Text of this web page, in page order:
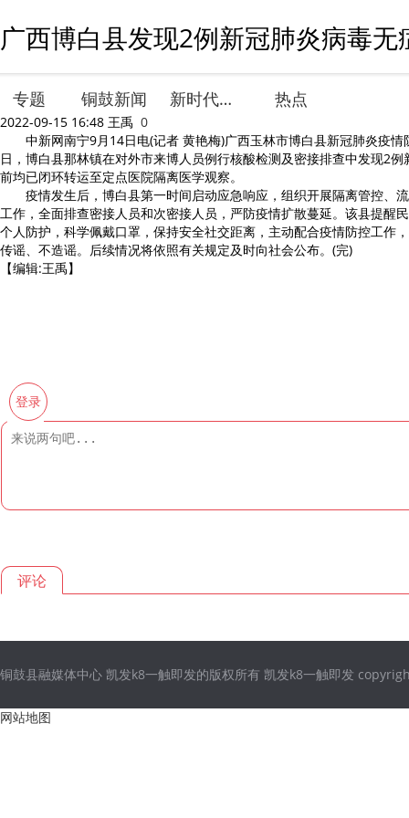
广西博白县发现2例新冠肺炎病毒
专题 铜鼓新闻 新时代文明实践 热点
2022-09-15 16:48 王禹 0
中新网南宁9月14日电(记者 黄艳梅)广西玉林市博白县新冠肺炎疫情
日，博白县那林镇在对外市来博人员例行核酸检测及密接排查中发现2
前均已闭环转运至定点医院隔离医学观察。
疫情发生后，博白县第一时间启动应急响应，组织开展隔离管控、
工作，全面排查密接人员和次密接人员，严防疫情扩散蔓延。该县提醒
个人防护，科学佩戴口罩，保持安全社交距离，主动配合疫情防控工作
传谣、不造谣。后续情况将依照有关规定及时向社会公布。(完)
【编辑:王禹】
登录
评论
铜鼓县融媒体中心 凯发k8一触即发的版权所有 凯发k8一触即发
网站地图